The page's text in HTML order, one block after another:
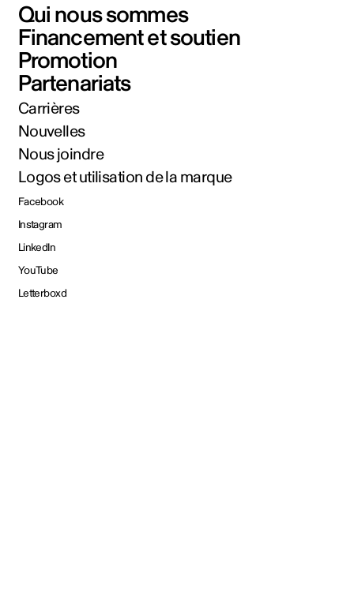
Qui nous sommes
Financement et soutien
Promotion
Partenariats
Carrières
Nouvelles
Nous joindre
Logos et utilisation de la marque
Facebook
Instagram
LinkedIn
YouTube
Letterboxd